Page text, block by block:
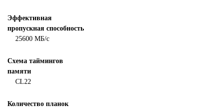
Эффективная
пропускная способность
25600 МБ/с
Схема таймингов
памяти
CL22
Количество планок